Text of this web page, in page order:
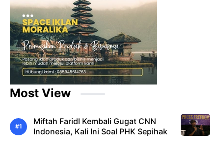
Most View
Miftah Faridl Kembali Gugat CNN
Indonesia, Kali Ini Soal PHK Sepihak